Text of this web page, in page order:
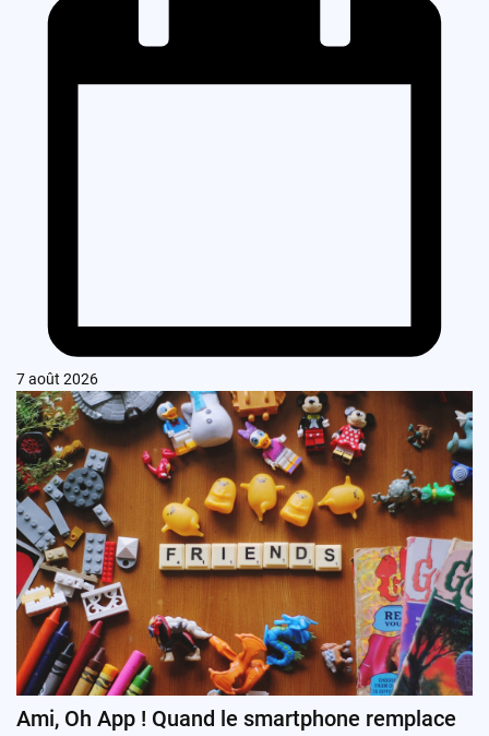
7 août 2026
Ami, Oh App ! Quand le smartphone remplace